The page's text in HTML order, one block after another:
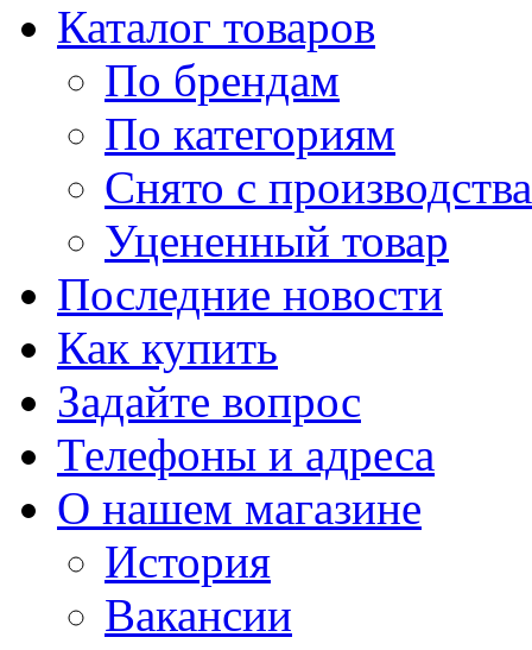
Каталог товаров
По брендам
По категориям
Снято с производства
Уцененный товар
Последние новости
Как купить
Задайте вопрос
Телефоны и адреса
О нашем магазине
История
Вакансии